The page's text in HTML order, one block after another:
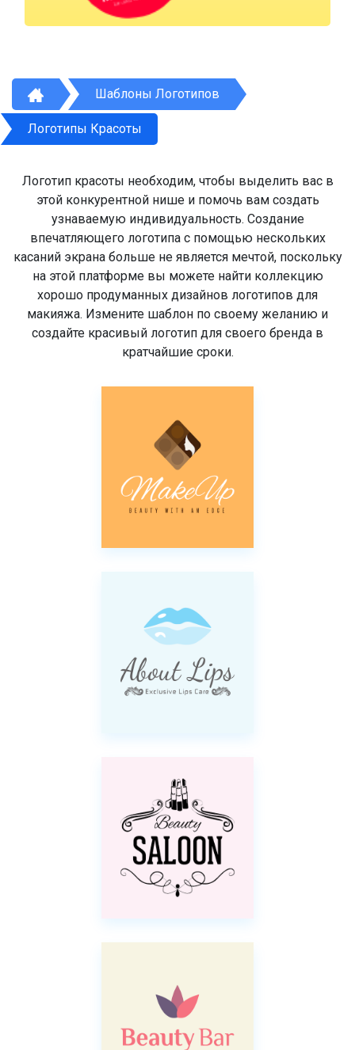
Шаблоны Логотипов
Логотипы Красоты
Логотип красоты необходим, чтобы выделить вас в
этой конкурентной нише и помочь вам создать
узнаваемую индивидуальность. Создание
впечатляющего логотипа с помощью нескольких
касаний экрана больше не является мечтой, поскольку
на этой платформе вы можете найти коллекцию
хорошо продуманных дизайнов логотипов для
макияжа. Измените шаблон по своему желанию и
создайте красивый логотип для своего бренда в
кратчайшие сроки.